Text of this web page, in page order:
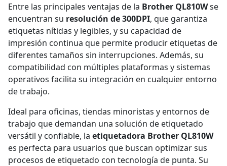
Entre las principales ventajas de la Brother QL810Wse
encuentran su resolución de 300DPI, que garantiza
etiquetas nítidas y legibles, y su capacidad de
impresión continua que permite producir etiquetas de
diferentes tamaños sin interrupciones. Además, su
compatibilidad con múltiples plataformas y sistemas
operativos facilita su integración en cualquier entorno
de trabajo.
Ideal para oficinas, tiendas minoristas y entornos de
trabajo que demandan una solución de etiquetado
versátil y confiable, la etiquetadora Brother QL810W
es perfecta para usuarios que buscan optimizar sus
procesos de etiquetado con tecnología de punta. Su